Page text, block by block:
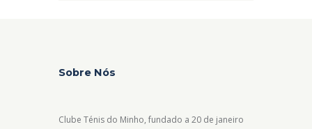
Sobre Nós
Clube Ténis do Minho, fundado a 20 de janeiro